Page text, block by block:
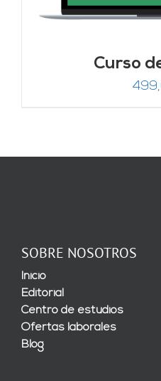
Curso
SOBRE NOSOTROS
Inicio
Editorial
Centro de estudios
Ofertas laborales
Blog